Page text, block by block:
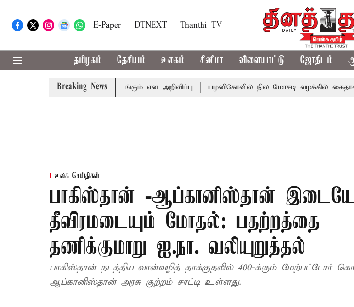
E-Paper DTNEXT Thanthi TV
தமிழகம் தேசியம் உலகம் சினிமா விளையாட்டு ஜோதிடம்
Breaking News
வரும் 24ம் தொடங்கும் என அறிவிப்பு பழனிகோவில் நில மோசடி வழக்கில் கைதான
உலக செய்திகள்
பாகிஸ்தான் -ஆப்கானிஸ்தான்
தீவிரமடையும் மோதல்: பதற்றத்தை
தணிக்குமாறு ஐ.நா. வலியுறுத்தல்
பாகிஸ்தான் நடத்திய வான்வழித் தாக்குதலில் 400-க்கும் மேற்பட்டோர்
ஆப்கானிஸ்தான் அரசு குற்றம் சாட்டி உள்ளது.